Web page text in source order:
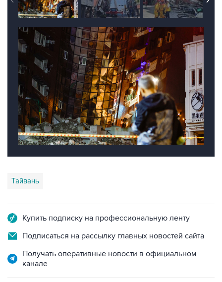
Тайвань
Купить подписку на профессиональную ленту
Подписаться на рассылку главных новостей сайта
Получать оперативные новости в официальном
канале